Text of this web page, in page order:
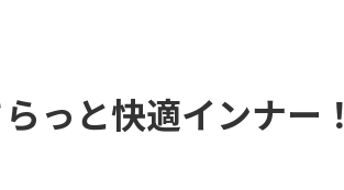
っと快適インナー！